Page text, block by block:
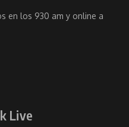
en los 930 am y online a
Live